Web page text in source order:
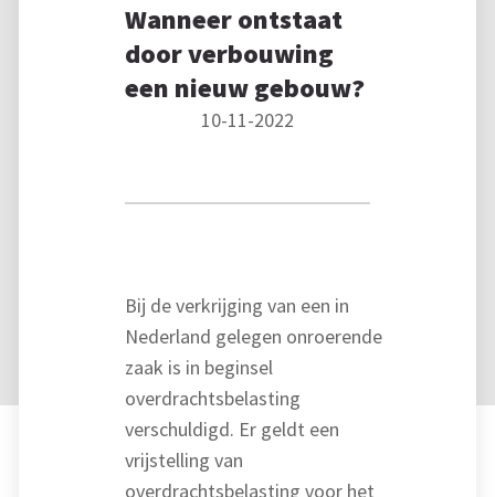
Wanneer ontstaat
door verbouwing
een nieuw gebouw?
10-11-2022
Bij de verkrijging van een in
Nederland gelegen onroerende
zaak is in beginsel
overdrachtsbelasting
verschuldigd. Er geldt een
vrijstelling van
overdrachtsbelasting voor het